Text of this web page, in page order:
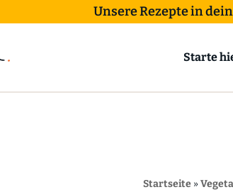
Unsere Rezepte in
Starte
Startseite»